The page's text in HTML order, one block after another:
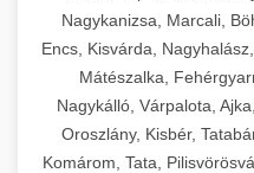
Nagykanizsa, Marcali,
Encs, Kisvárda,
Mátészalka,
Nagykálló, Várpalota,
Oroszlány, Kisbér,
Komárom, Tata,